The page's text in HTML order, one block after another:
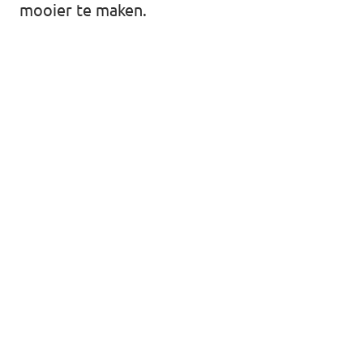
mooier te maken.